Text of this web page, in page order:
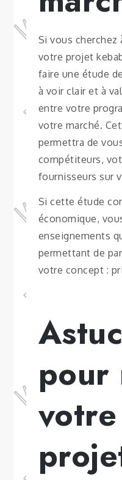
Si vous cherchez
votre projet
faire une étude
à voir clair et à
entre votre
votre marché.
permettra de
compétiteurs,
fournisseurs sur
Si cette étude
économique,
enseignements
permettant de
votre concept :
pour
votre